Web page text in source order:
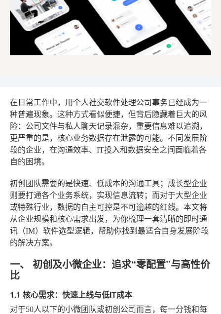
在日常工作中，用个人社交软件处理公司事务已经成为一
种普遍现象。这种方式看似便捷，但背后隐藏着巨大的风
险：公司文件与私人聊天记录混杂，重要信息难以追溯，
更严重的是，核心业务数据存在泄露的可能。不同发展阶
段的企业，在沟通效率、IT投入和数据安全之间面临着各
自的困境。
初创团队需要的是快速、低成本的沟通工具；成长型企业
则要打通各个业务系统，实现信息流转；而对于大型企业
或特殊行业，数据的自主可控是不可逾越的红线。本文将
从企业规模和核心需求出发，为你梳理一套清晰的即时通
讯（IM）软件选型逻辑，帮助你找到最适合自身发展阶段
的解决方案。
一、 初创及小微企业：追求“零配置”与高性价
比
1.1 核心需求：快速上线与低IT成本
对于50人以下的小微团队或初创公司而言，每一分钱和每